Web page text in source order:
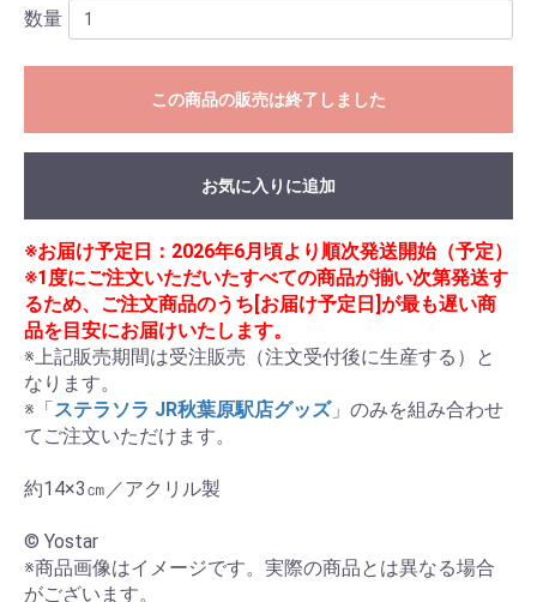
数量
この商品の販売は終了しました
お気に入りに追加
※お届け予定日：2026年6月頃より順次発送開始（予定）
※1度にご注文いただいたすべての商品が揃い次第発送す
るため、ご注文商品のうち[お届け予定日]が最も遅い商
品を目安にお届けいたします。
※上記販売期間は受注販売（注文受付後に生産する）と
なります。
※「ステラソラ JR秋葉原駅店グッズ」のみを組み合わせ
てご注文いただけます。
約14×3㎝／アクリル製
© Yostar
※商品画像はイメージです。実際の商品とは異なる場合
がございます。